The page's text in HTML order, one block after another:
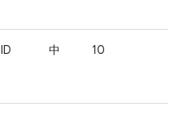
ID 中 10